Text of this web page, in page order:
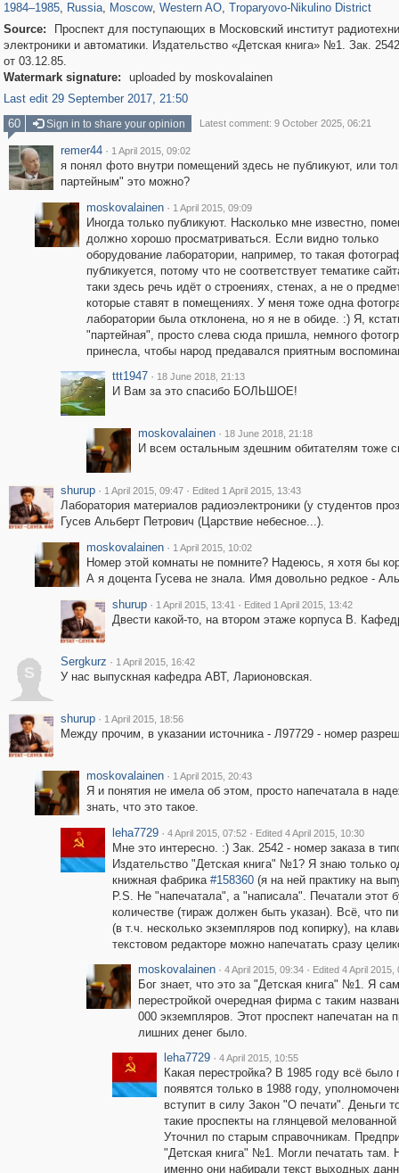
1984–1985, Russia, Moscow, Western AO, Troparyovo-Nikulino District
Source:
Проспект для поступающих в Московский институт
электроники и автоматики. Издательство «Детская книга» №1. Зак.
от 03.12.85.
Watermark signature:
uploaded by moskovalainen
Last edit 29 September 2017, 21:50
60
Sign in to share your opinion Latest comment: 9 October 2025, 06:21
remer44 · 1 April 2015, 09:02
я понял фото внутри помещений здесь не публикуют, или
партейным" это можно?
moskovalainen · 1 April 2015, 09:09
Иногда только публикуют. Насколько мне известно,
должно хорошо просматриваться. Если видно только
оборудование лаборатории, например, то такая
публикуется, потому что не соответствует тематике
таки здесь речь идёт о строениях, стенах, а не о
которые ставят в помещениях. У меня тоже одна
лаборатории была отклонена, но я не в обиде. :) Я,
"партейная", просто слева сюда пришла, немного
принесла, чтобы народ предавался приятным
ttt1947 · 18 June 2018, 21:13
И Вам за это спасибо БОЛЬШОЕ!
moskovalainen · 18 June 2018, 21:18
И всем остальным здешним обитателям тоже
shurup · 1 April 2015, 09:47 · Edited 1 April 2015, 13:43
Лаборатория материалов радиоэлектроники (у студентов
Гусев Альберт Петрович (Царствие небесное...).
moskovalainen · 1 April 2015, 10:02
Номер этой комнаты не помните? Надеюсь, я хотя бы
А я доцента Гусева не знала. Имя довольно редкое -
shurup · 1 April 2015, 13:41 · Edited 1 April 2015, 13:42
Двести какой-то, на втором этаже корпуса В.
S
Sergkurz · 1 April 2015, 16:42
У нас выпускная кафедра АВТ, Ларионовская.
shurup · 1 April 2015, 18:56
Между прочим, в указании источника - Л97729 - номер
moskovalainen · 1 April 2015, 20:43
Я и понятия не имела об этом, просто напечатала в
знать, что это такое.
leha7729 · 4 April 2015, 07:52 · Edited 4 April 2015, 10:30
Мне это интересно. :) Зак. 2542 - номер заказа в
Издательство "Детская книга" №1? Я знаю только
книжная фабрика #158360(я на ней практику на
P.S. Не "напечатала", а "написала". Печатали
количестве (тираж должен быть указан). Всё, что
(в т.ч. несколько экземпляров под копирку), на
текстовом редакторе можно напечатать сразу
moskovalainen · 4 April 2015, 09:34 · Edited 4 April 2015,
Бог знает, что это за "Детская книга" №1. Я
перестройкой очередная фирма с таким
000 экземпляров. Этот проспект напечатан
лишних денег было.
leha7729 · 4 April 2015, 10:55
Какая перестройка? В 1985 году всё
появятся только в 1988 году,
вступит в силу Закон "О печати". Деньги
такие проспекты на глянцевой
Уточнил по старым справочникам.
"Детская книга" №1. Могли печатать там.
именно они набирали текст выходных